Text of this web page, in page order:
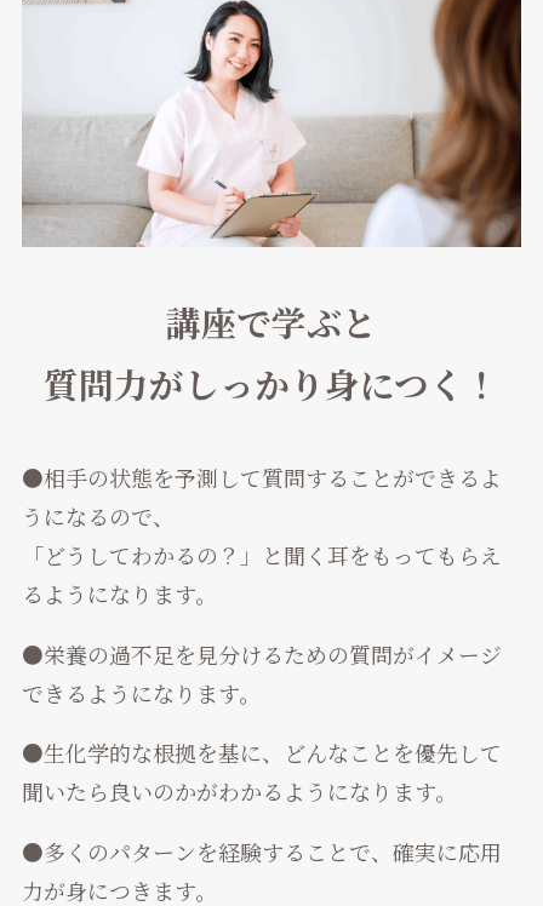
講座で学ぶと
質問力がしっかり身につく！
●相手の状態を予測して質問することができるよ
うになるので、
「どうしてわかるの？」と聞く耳をもってもらえ
るようになります。
●栄養の過不足を見分けるための質問がイメージ
できるようになります。
●生化学的な根拠を基に、どんなことを優先して
聞いたら良いのかがわかるようになります。
●多くのパターンを経験することで、確実に応用
力が身につきます。